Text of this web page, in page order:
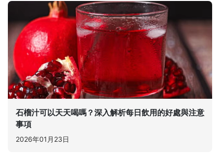
石榴汁可以天天喝嗎？深入解析每日飲用的好處與注意
事項
2026年01月23日